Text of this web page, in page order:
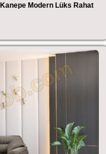
Modern Lüks Rahat